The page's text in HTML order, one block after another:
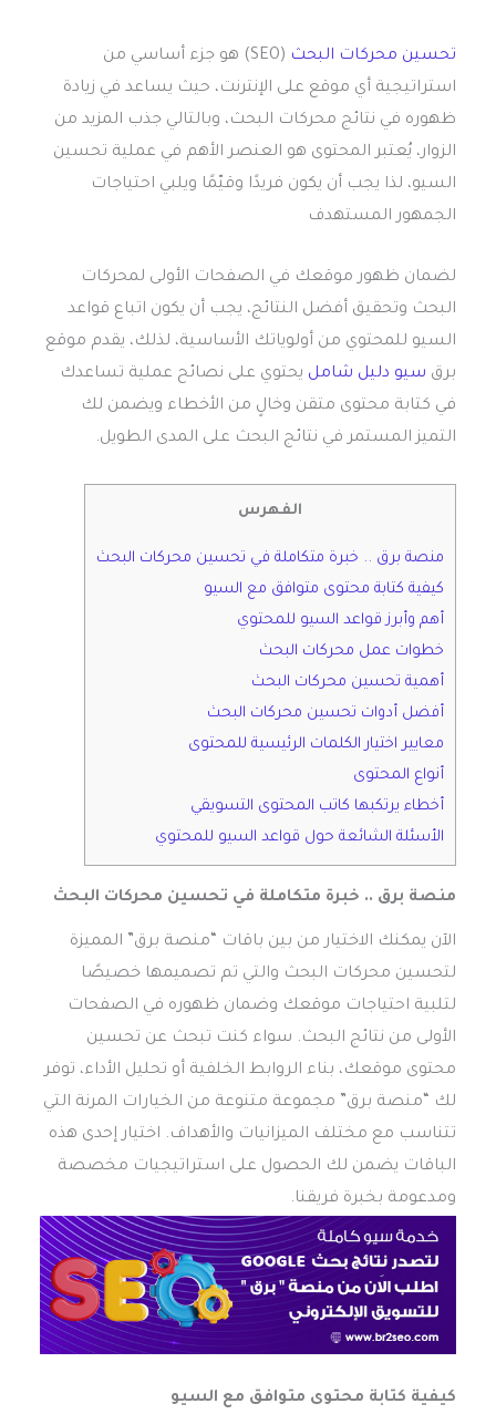
تحسين محركات البحث
(SEO) هو جزء أساسي من
استراتيجية أي موقع على الإنترنت، حيث يساعد في زيادة
ظهوره في نتائج محركات البحث، وبالتالي جذب المزيد من
الزوار، يُعتبر المحتوى هو العنصر الأهم في عملية تحسين
السيو، لذا يجب أن يكون فريدًا وقيّمًا ويلبي احتياجات
الجمهور المستهدف
لضمان ظهور موقعك في الصفحات الأولى لمحركات
البحث وتحقيق أفضل النتائج، يجب أن يكون اتباع قواعد
السيو للمحتوي من أولوياتك الأساسية، لذلك، يقدم موقع
برق سيو دليل شامل يحتوي على نصائح عملية تساعدك
في كتابة محتوى متقن وخالٍ من الأخطاء ويضمن لك
التميز المستمر في نتائج البحث على المدى الطويل.
الفهرس
منصة برق .. خبرة متكاملة في تحسين محركات البحث
كيفية كتابة محتوى متوافق مع السيو
أهم وأبرز قواعد السيو للمحتوي
خطوات عمل محركات البحث
أهمية تحسين محركات البحث
أفضل أدوات تحسين محركات البحث
معايير اختيار الكلمات الرئيسية للمحتوى
أنواع المحتوى
أخطاء يرتكبها كاتب المحتوى التسويقي
الأسئلة الشائعة حول قواعد السيو للمحتوي
منصة برق .. خبرة متكاملة في تحسين محركات البحث
الآن يمكنك الاختيار من بين باقات “منصة برق” المميزة
لتحسين محركات البحث والتي تم تصميمها خصيصًا
لتلبية احتياجات موقعك وضمان ظهوره في الصفحات
الأولى من نتائج البحث. سواء كنت تبحث عن تحسين
محتوى موقعك، بناء الروابط الخلفية أو تحليل الأداء، توفر
لك “منصة برق” مجموعة متنوعة من الخيارات المرنة التي
تتناسب مع مختلف الميزانيات والأهداف. اختيار إحدى هذه
الباقات يضمن لك الحصول على استراتيجيات مخصصة
ومدعومة بخبرة فريقنا.
كيفية كتابة محتوى متوافق مع السيو